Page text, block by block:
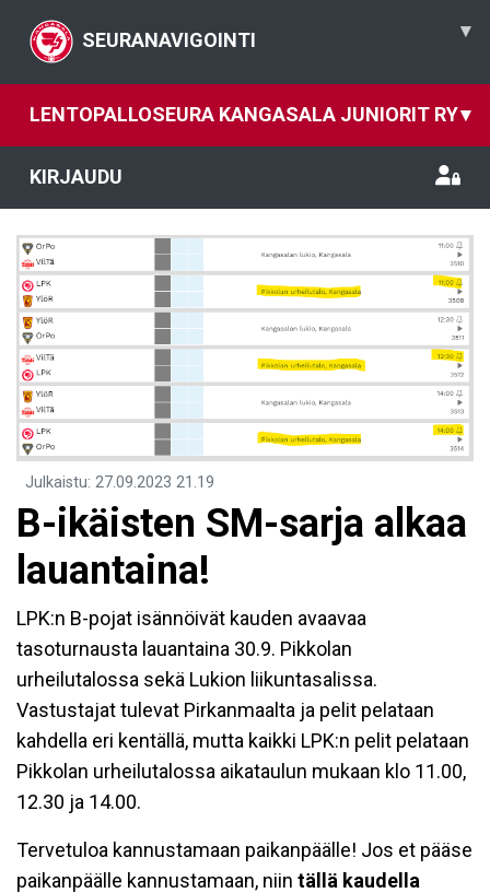
SEURANAVIGOINTI ▾
LENTOPALLOSEURA KANGASALA JUNIORIT RY▾
KIRJAUDU
Julkaistu: 27.09.2023 21.19
B-ikäisten SM-sarja alkaa
lauantaina!
LPK:n B-pojat isännöivät kauden avaavaa
tasoturnausta lauantaina 30.9. Pikkolan
urheilutalossa sekä Lukion liikuntasalissa.
Vastustajat tulevat Pirkanmaalta ja pelit pelataan
kahdella eri kentällä, mutta kaikki LPK:n pelit pelataan
Pikkolan urheilutalossa aikataulun mukaan klo 11.00,
12.30 ja 14.00.
Tervetuloa kannustamaan paikanpäälle! Jos et pääse
paikanpäälle kannustamaan, niin tällä kaudella